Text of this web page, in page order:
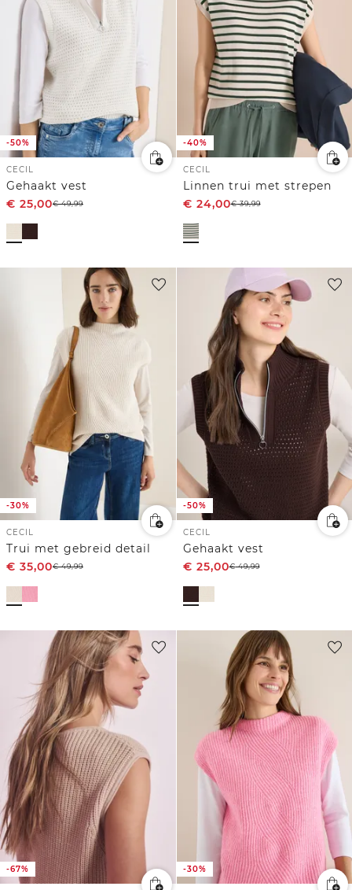
-50%
CECIL
Gehaakt vest
€ 25,00€49,99
-40%
CECIL
Linnen trui met strepen
€ 24,00€39,99
-30%
CECIL
Trui met gebreid detail
€ 35,00€49,99
-50%
CECIL
Gehaakt vest
€ 25,00€49,99
-67% -30%